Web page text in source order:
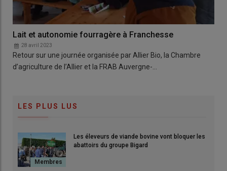
Lait et autonomie fourragère à Franchesse
28 avril 2023
Retour sur une journée organisée par Allier Bio, la Chambre
d’agriculture de l’Allier et la FRAB Auvergne-…
LES PLUS LUS
Les éleveurs de viande bovine vont bloquer les
abattoirs du groupe Bigard